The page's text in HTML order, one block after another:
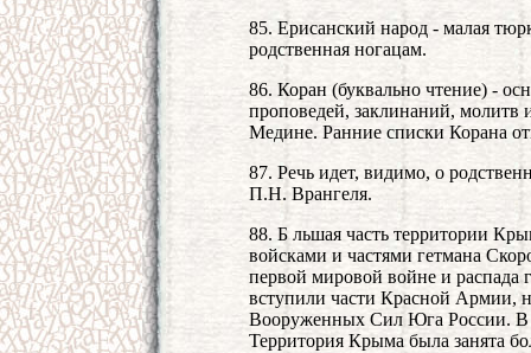
85. Ерисанский народ - малая
родственная ногацам.
86. Коран (буквально чтение) -
проповедей, заклинаний,
Медине. Ранние списки Корана
87. Речь идет, видимо, о
П.Н. Врангеля.
88. Б льшая часть территории
войсками и частями гетмана
первой мировой войне и распада
вступили части Красной Армии,
Вооруженных Сил Юга России. В
Территория Крыма была занята